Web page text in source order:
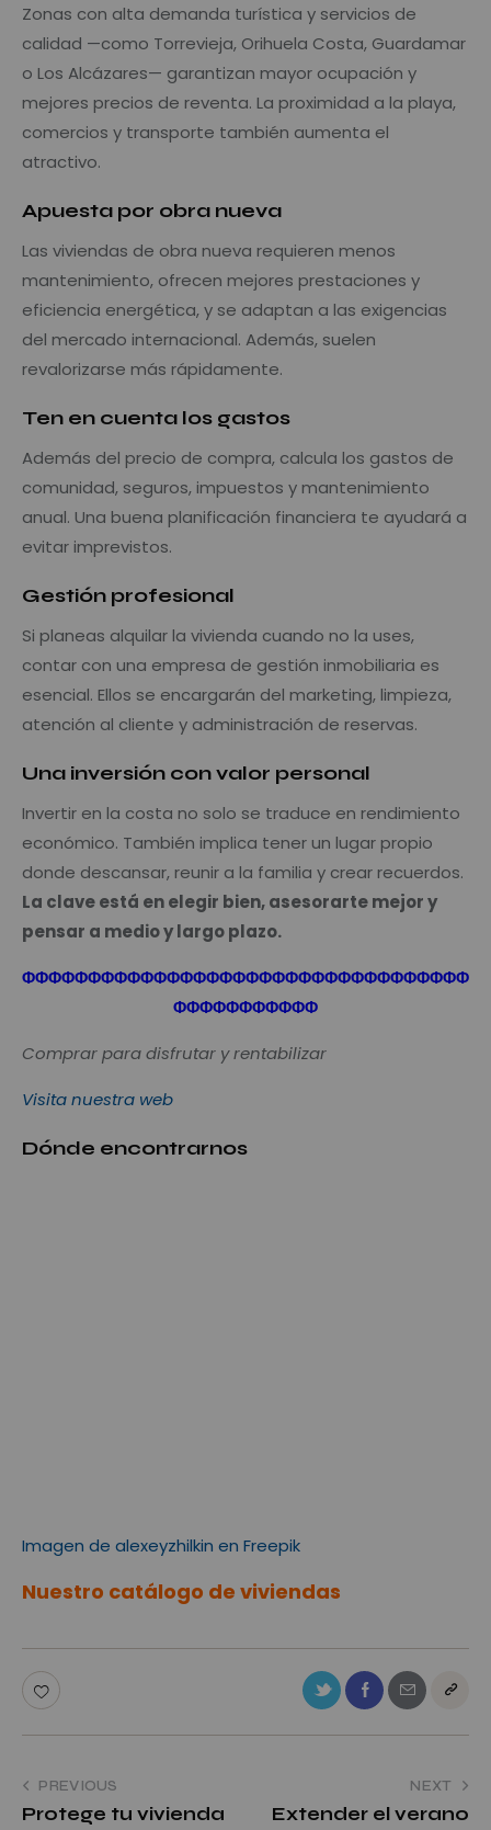
Zonas con alta demanda turística y servicios de
calidad —como Torrevieja, Orihuela Costa, Guardamar
o Los Alcázares— garantizan mayor ocupación y
mejores precios de reventa. La proximidad a la playa,
comercios y transporte también aumenta el
atractivo.
Apuesta por obra nueva
Las viviendas de obra nueva requieren menos
mantenimiento, ofrecen mejores prestaciones y
eficiencia energética, y se adaptan a las exigencias
del mercado internacional. Además, suelen
revalorizarse más rápidamente.
Ten en cuenta los gastos
Además del precio de compra, calcula los gastos de
comunidad, seguros, impuestos y mantenimiento
anual. Una buena planificación financiera te ayudará a
evitar imprevistos.
Gestión profesional
Si planeas alquilar la vivienda cuando no la uses,
contar con una empresa de gestión inmobiliaria es
esencial. Ellos se encargarán del marketing, limpieza,
atención al cliente y administración de reservas.
Una inversión con valor personal
Invertir en la costa no solo se traduce en rendimiento
económico. También implica tener un lugar propio
donde descansar, reunir a la familia y crear recuerdos.
La clave está en elegir bien, asesorarte mejor y
pensar a medio y largo plazo.
ΦΦΦΦΦΦΦΦΦΦΦΦΦΦΦΦΦΦΦΦΦΦΦΦΦΦΦΦΦΦΦΦΦΦ
ΦΦΦΦΦΦΦΦΦΦΦ
Comprar para disfrutar y rentabilizar
Visita nuestra web
Dónde encontrarnos
Imagen de alexeyzhilkin en Freepik
Nuestro catálogo de viviendas
PREVIOUS
Protege tu vivienda
NEXT
Extender el verano